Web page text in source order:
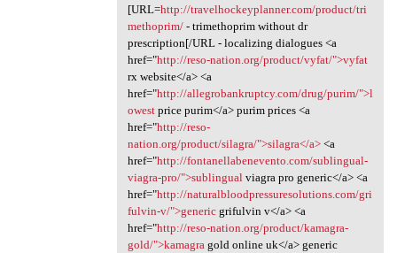
[URL=http://travelhockeyplanner.com/product/tri
methoprim/- trimethoprim without dr
prescription[/URL - localizing dialogues <a
href="http://reso-nation.org/product/vyfat/">vyfat
rx website</a> <a
href="http://allegrobankruptcy.com/drug/purim/">l
owestprice purim</a> purim prices <a
href="http://reso-
nation.org/product/silagra/">silagra</a><a
href="http://fontanellabenevento.com/sublingual-
viagra-pro/">sublingual viagra pro generic</a> <a
href="http://naturalbloodpressuresolutions.com/gri
fulvin-v/">genericgrifulvin v</a> <a
href="http://reso-nation.org/product/kamagra-
gold/">kamagra gold online uk</a> generic